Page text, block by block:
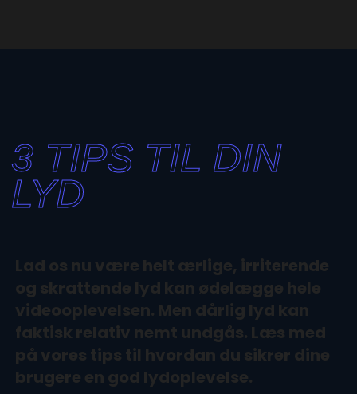
3 TIPS TIL DIN
LYD
Lad os nu være helt ærlige, irriterende
og skrattende lyd kan ødelægge hele
videooplevelsen. Men dårlig lyd kan
faktisk relativ nemt undgås. Læs med
på vores tips til hvordan du sikrer dine
brugere en god lydoplevelse.